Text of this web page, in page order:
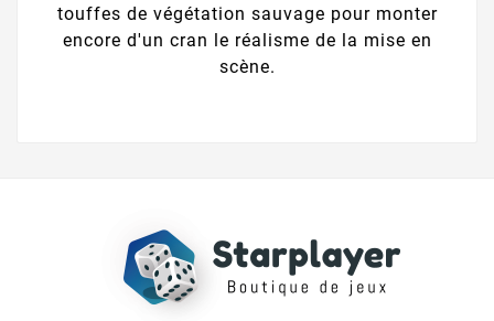
touffes de végétation sauvage pour monter
encore d'un cran le réalisme de la mise en
scène.